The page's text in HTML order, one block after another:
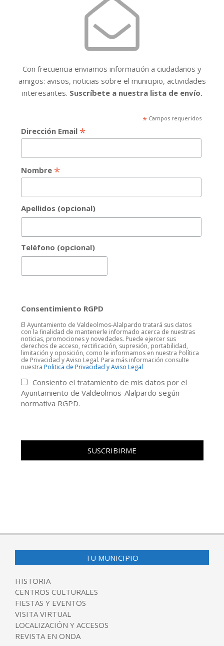
Con frecuencia enviamos información a ciudadanos y
amigos: avisos, noticias sobre el municipio, actividades
interesantes. Suscríbete a nuestra lista de envío.
*Campos requeridos
Dirección Email *
Nombre *
Apellidos (opcional)
Teléfono (opcional)
Consentimiento RGPD
El Ayuntamiento de Valdeolmos-Alalpardo tratará sus datos
con la finalidad de mantenerle informado acerca de nuestras
noticias, promociones y novedades. Puede ejercer sus
derechos de acceso, rectificación, supresión, portabilidad,
limitación y oposición, como le informamos en nuestra Política
de Privacidad y Aviso Legal. Para más información consulte
nuestra Politica de Privacidad y Aviso Legal
Consiento el tratamiento de mis datos por el
Ayuntamiento de Valdeolmos-Alalpardo según
normativa RGPD.
TU MUNICIPIO
HISTORIA
CENTROS CULTURALES
FIESTAS Y EVENTOS
VISITA VIRTUAL
LOCALIZACIÓN Y ACCESOS
REVISTA EN ONDA